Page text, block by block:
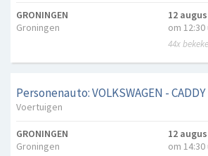
GRONINGEN
Groningen
12
om 12:30
44x
Personenauto: VOLKSWAGEN - CADDY
Voertuigen
GRONINGEN
Groningen
12
om 14:30